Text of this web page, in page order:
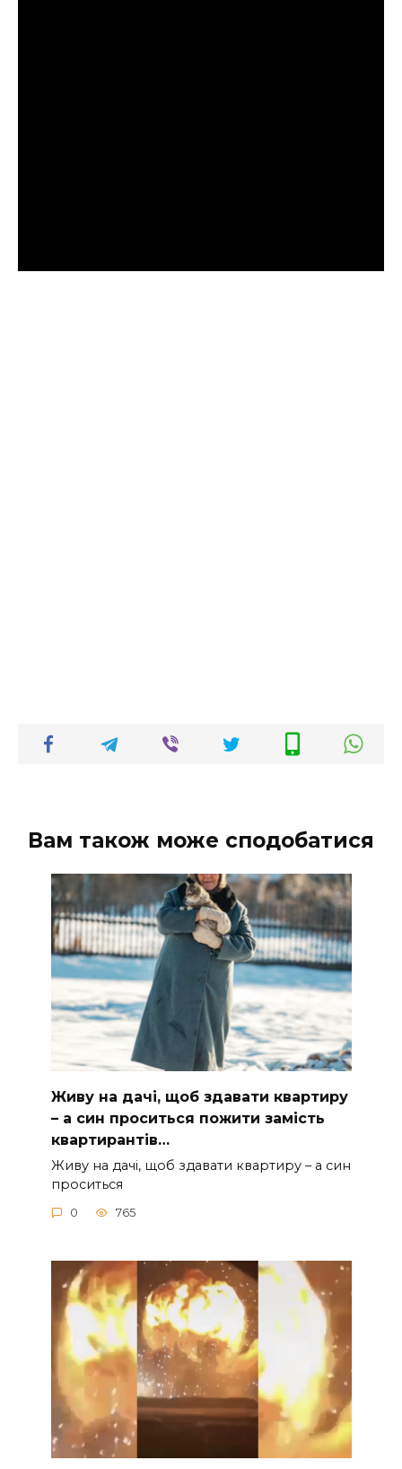
Вам також може сподобатися
Живу на дачі, щоб здавати квартиру
– а син проситься пожити замість
квартирантів…
Живу на дачі, щоб здавати квартиру – а син
проситься
0 765